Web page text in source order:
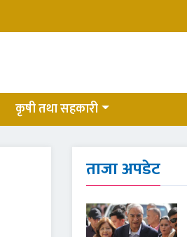
कृषी तथा सहकारी
ताजा अपडेट